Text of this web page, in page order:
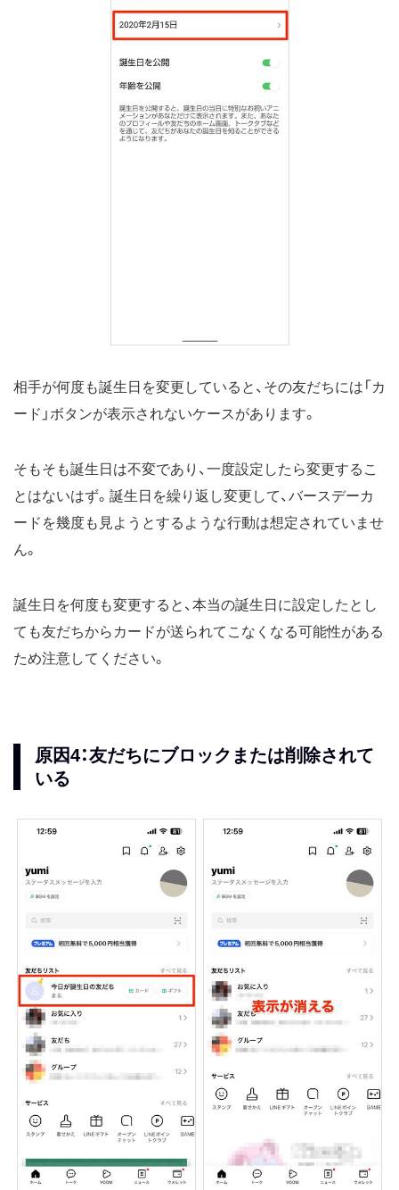
相手が何度も誕生日を変更していると、その友だちには「カ
ード」ボタンが表示されないケースがあります。
そもそも誕生日は不変であり、一度設定したら変更するこ
とはないはず。誕生日を繰り返し変更して、バースデーカ
ードを幾度も見ようとするような行動は想定されていませ
ん。
誕生日を何度も変更すると、本当の誕生日に設定したとし
ても友だちからカードが送られてこなくなる可能性がある
ため注意してください。
原因4：友だちにブロックまたは削除されて
いる